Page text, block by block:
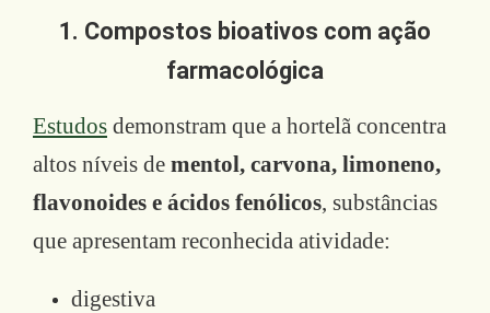
1. Compostos bioativos com ação
farmacológica
Estudos demonstram que a hortelã concentra
altos níveis de mentol, carvona, limoneno,
flavonoides e ácidos fenólicos, substâncias
que apresentam reconhecida atividade:
digestiva